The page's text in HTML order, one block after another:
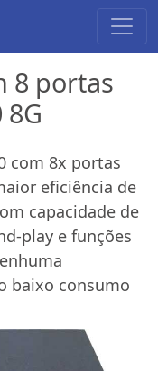
8 portas
com 8x portas
eficiência de
capacidade de
play e funções
baixo consumo